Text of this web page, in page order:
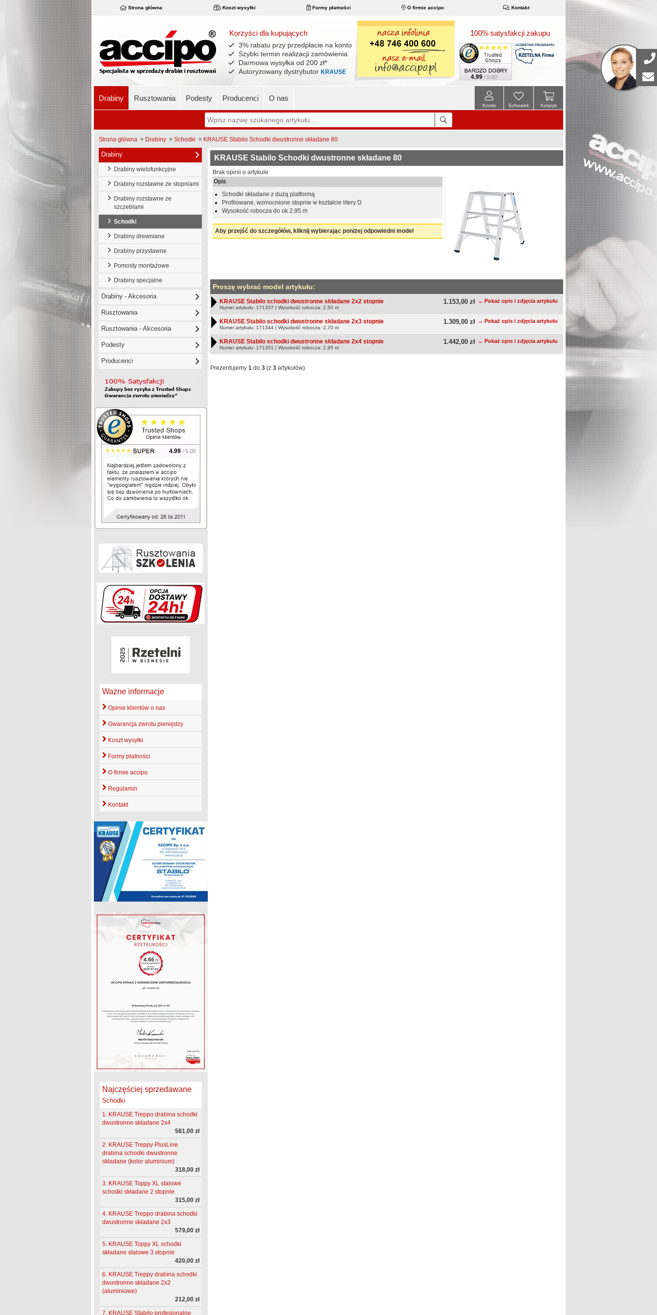
Strona główna Koszt wysyłki Formy płatności O firmie accipo Kontakt
Korzyści dla kupujących
3% rabatu przy przedpłacie na konto
Szybki termin realizacji zamówienia
Darmowa wysyłka od 200 zł*
Autoryzowany dystrybutor KRAUSE
100% satysfakcji zakupu
4.99 / 5.00
Drabiny Rusztowania Podesty Producenci O nas
Koszyk
Schowek
Konto
Strona główna » Drabiny » Schodki » KRAUSE Stabilo Schodki dwustronne składane 80
Drabiny
Drabiny wielofunkcyjne
Drabiny rozstawne ze stopniami
Drabiny rozstawne ze
szczeblami
Schodki
Drabiny drewniane
Drabiny przystawne
Pomosty montażowe
Drabiny specjalne
Drabiny - Akcesoria
Rusztowania
Rusztowania - Akcesoria
Podesty
Producenci
4.99 / 5.00
Ważne informacje
Opinie klientów o nas
Gwarancja zwrotu pieniędzy
Koszt wysyłki
Formy płatności
O firmie accipo
Regulamin
Kontakt
Najczęściej sprzedawane
Schodki
1. KRAUSE Treppo drabina schodki
dwustronne składane 2x4
581,00 zł
2. KRAUSE Treppy PlusLine
drabina schodki dwustronne
składane (kolor aluminium)
318,00 zł
3. KRAUSE Toppy XL stalowe
schodki składane 2 stopnie
315,00 zł
4. KRAUSE Treppo drabina schodki
dwustronne składane 2x3
579,00 zł
5. KRAUSE Toppy XL schodki
składane stalowe 3 stopnie
420,00 zł
6. KRAUSE Treppy drabina schodki
dwustronne składane 2x2
(aluminiowe)
212,00 zł
7. KRAUSE Stabilo profesjonalne
KRAUSE Stabilo Schodki dwustronne składane 80
Brak opinii o artykule
Opis
Schodki składane z dużą platformą
Profilowane, wzmocnione stopnie w kształcie litery D
Wysokość robocza do ok 2,95 m
Aby przejść do szczegółów, kliknij wybierając poniżej odpowiedni model
Proszę wybrać model artykułu:
KRAUSE Stabilo schodki dwustronne składane 2x2 stopnie
Numer artykułu: 171337 | Wysokość robocza: 2,50 m
1.153,00 zł → Pokaż opis i zdjęcia artykułu
KRAUSE Stabilo schodki dwustronne składane 2x3 stopnie
Numer artykułu: 171344 | Wysokość robocza: 2,70 m
1.309,00 zł → Pokaż opis i zdjęcia artykułu
KRAUSE Stabilo schodki dwustronne składane 2x4 stopnie
Numer artykułu: 171351 | Wysokość robocza: 2,95 m
1.442,00 zł → Pokaż opis i zdjęcia artykułu
Prezentujemy 1do 3(z 3artykułów)